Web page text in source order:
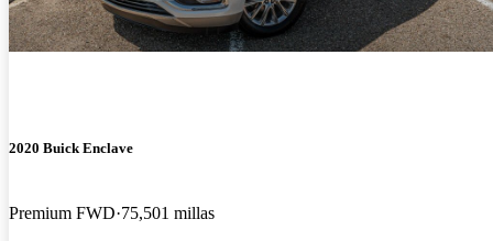
2020 Buick Enclave
Premium FWD 75,501 millas